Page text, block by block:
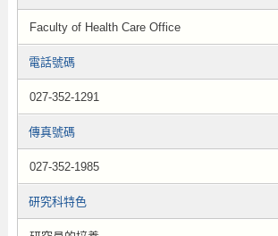
Faculty of Health Care Office
電話號碼
027-352-1291
傳真號碼
027-352-1985
研究科特色